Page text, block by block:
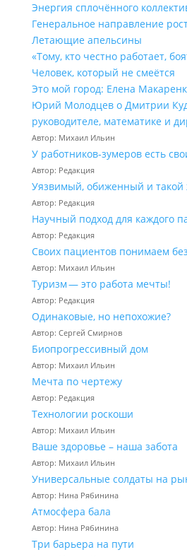
Энергия сплочённого
Генеральное направление
Летающие апельсины
«Тому, кто честно работает,
Человек, который не смеётся
Это мой город: Елена
Юрий Молодцев о Дмитрии
руководителе, математике и
Автор: Михаил Ильин
У работников‑зумеров есть
Автор: Редакция
Уязвимый, обиженный и такой
Автор: Редакция
Научный подход для каждого
Автор: Редакция
Своих пациентов понимаем
Автор: Михаил Ильин
Туризм — это работа мечты!
Автор: Редакция
Одинаковые, но непохожие?
Автор: Сергей Смирнов
Биопрогрессивный дом
Автор: Михаил Ильин
Мечта по чертежу
Автор: Редакция
Технологии роскоши
Автор: Михаил Ильин
Ваше здоровье – наша забота
Автор: Михаил Ильин
Универсальные солдаты на
Автор: Нина Рябинина
Атмосфера бала
Автор: Нина Рябинина
Три барьера на пути